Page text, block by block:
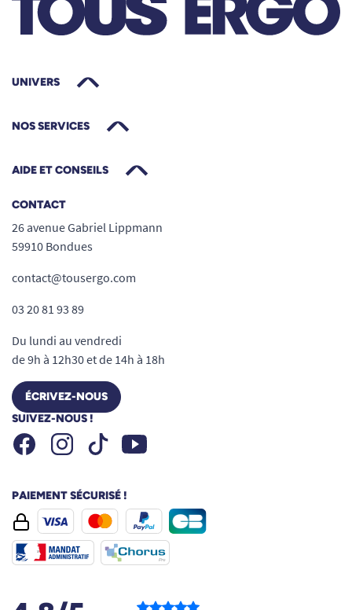
UNIVERS
NOS SERVICES
AIDE ET CONSEILS
CONTACT
26 avenue Gabriel Lippmann
59910 Bondues
contact@tousergo.com
03 20 81 93 89
Du lundi au vendredi
de 9h à 12h30 et de 14h à 18h
ÉCRIVEZ-NOUS
SUIVEZ-NOUS !
FacebookInstagramTiktok Youtube
PAIEMENT SÉCURISÉ !